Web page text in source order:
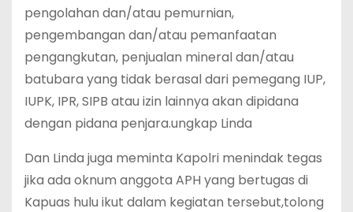
pengolahan dan/atau pemurnian,
pengembangan dan/atau pemanfaatan
pengangkutan, penjualan mineral dan/atau
batubara yang tidak berasal dari pemegang IUP,
IUPK, IPR, SIPB atau izin lainnya akan dipidana
dengan pidana penjara.ungkap Linda
Dan Linda juga meminta Kapolri menindak tegas
jika ada oknum anggota APH yang bertugas di
Kapuas hulu ikut dalam kegiatan tersebut,tolong